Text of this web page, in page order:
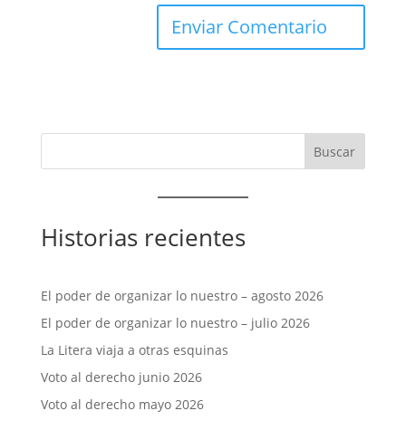
Historias recientes
El poder de organizar lo nuestro – agosto 2026
El poder de organizar lo nuestro – julio 2026
La Litera viaja a otras esquinas
Voto al derecho junio 2026
Voto al derecho mayo 2026